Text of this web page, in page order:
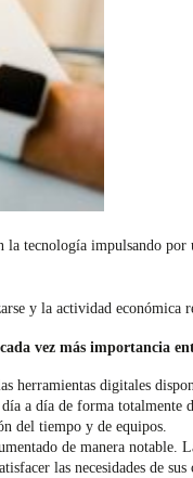
tecnología impulsando
y la actividad
vez más importancia
herramientas digitales
a día de forma
del tiempo y de equipos.
de manera notable.
las necesidades de